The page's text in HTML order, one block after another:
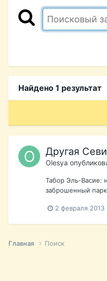
Найдено 1 результат
Другая
Olesya
Табор Эль-Васие:
заброшенный
2 февраля 2013
Главная Поиск